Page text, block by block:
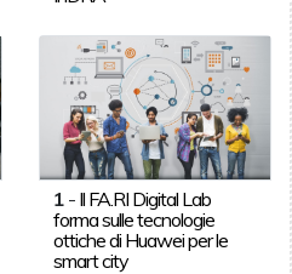
1 - Il FA.RI Digital Lab
forma sulle tecnologie
ottiche di Huawei per le
smart city